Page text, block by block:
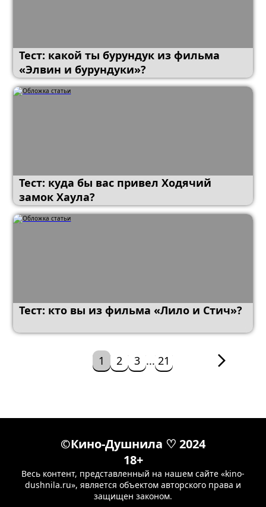
Тест: какой ты бурундук из фильма
«Элвин и бурундуки»?
Тест: куда бы вас привел Ходячий
замок Хаула?
Тест: кто вы из фильма «Лило и Стич»?
1 2 3 ... 21
©Кино-Душнила ♡ 2024
18+
Весь контент, представленный на нашем сайте «kino-
dushnila.ru», является объектом авторского права и
защищен законом.